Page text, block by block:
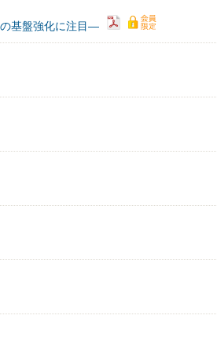
の基盤強化に注目―